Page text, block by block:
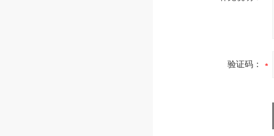
验证码：